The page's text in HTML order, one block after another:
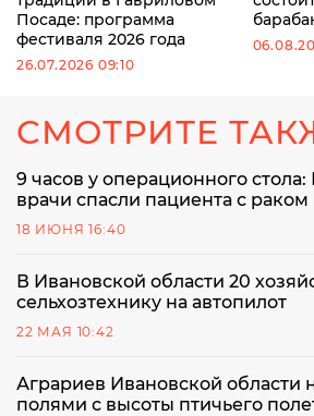
Посаде: программа
фестиваля 2026 года
26.07.2026 09:10
СМОТРИТЕ
9 часов у операционного
врачи спасли пациента с
18 ИЮНЯ 16:40
В Ивановской области 20
сельхозтехнику на автопилот
22 МАЯ 10:42
Аграриев Ивановской области
полями с высоты птичьего